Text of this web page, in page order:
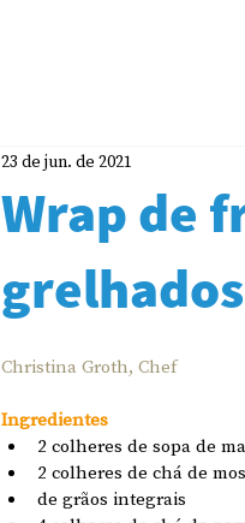
Wrap de
23 de jun. de 2021
Christina Groth, Chef
Ingredientes
2 colheres de sopa de
2 colheres de chá de
de grãos integrais